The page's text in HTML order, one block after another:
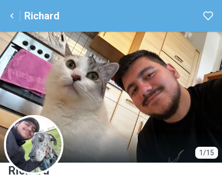
Richard
1/15
R
Richard